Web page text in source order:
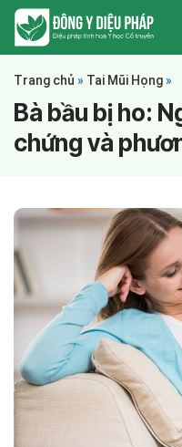
Trang chủ » Tai Mũi Họng »
Bà bầu bị ho:
chứng và